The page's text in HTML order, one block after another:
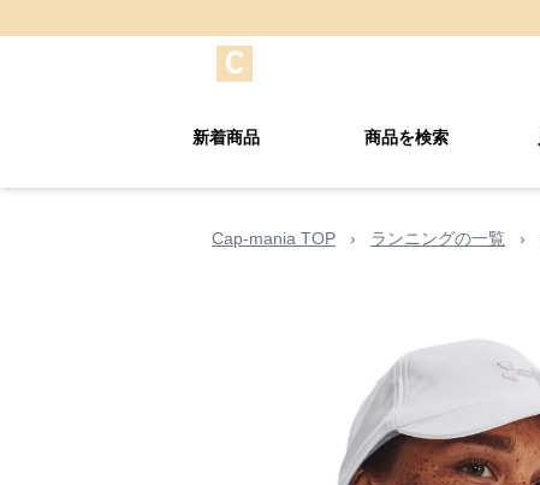
新着商品 商品を検索
Cap-mania TOP › ランニングの一覧 ›